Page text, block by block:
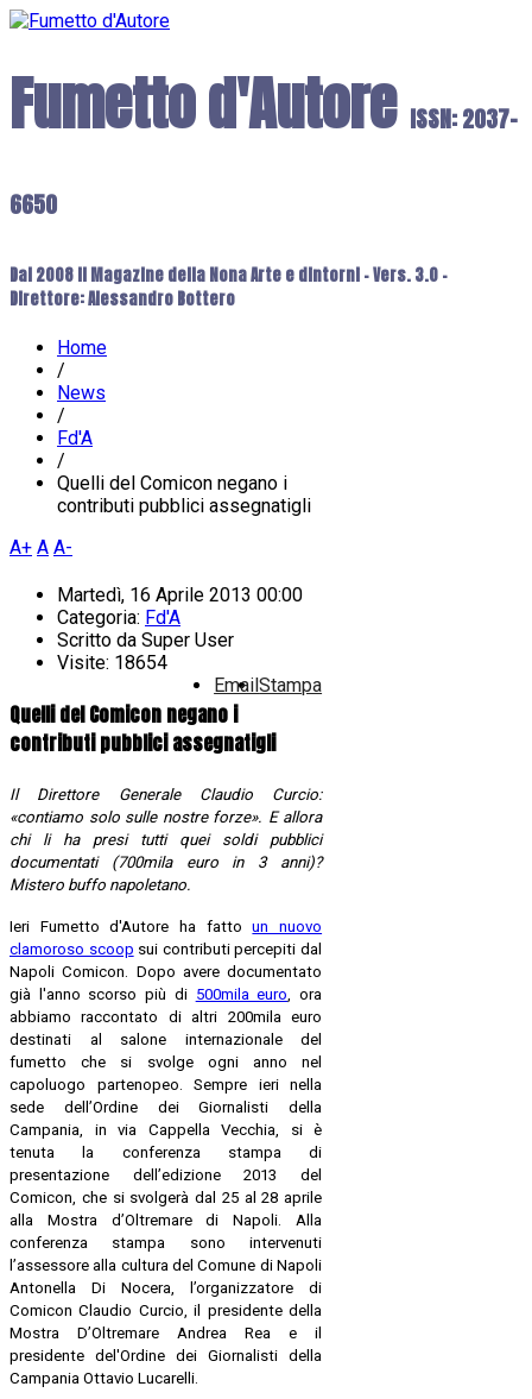
Fumetto d'Autore ISSN: 2037-
6650
Dal 2008 il Magazine della Nona Arte e dintorni - Vers. 3.0 -
Direttore: Alessandro Bottero
Home
/
News
/
Fd'A
/
Quelli del Comicon negano i
contributi pubblici assegnatigli
A+ A A-
Martedì, 16 Aprile 2013 00:00
Categoria: Fd'A
Scritto da Super User
Visite: 18654
Stampa
Email
Quelli del Comicon negano i
contributi pubblici assegnatigli
Il Direttore Generale Claudio Curcio:
«contiamo solo sulle nostre forze». E allora
chi li ha presi tutti quei soldi pubblici
documentati (700mila euro in 3 anni)?
Mistero buffo napoletano.
Ieri Fumetto d'Autore ha fattoun nuovo
clamoroso scoop sui contributi percepiti dal
Napoli Comicon. Dopo avere documentato
già l'anno scorso più di 500mila euro , ora
abbiamo raccontato di altri 200mila euro
destinati al salone internazionale del
fumetto che si svolge ogni anno nel
capoluogo partenopeo. Sempre ieri nella
sede dell’Ordine dei Giornalisti della
Campania, in via Cappella Vecchia, si è
tenuta la conferenza stampa di
presentazione dell’edizione 2013 del
Comicon, che si svolgerà dal 25 al 28 aprile
alla Mostra d’Oltremare di Napoli. Alla
conferenza stampa sono intervenuti
l’assessore alla cultura del Comune di Napoli
Antonella Di Nocera, l’organizzatore di
Comicon Claudio Curcio, il presidente della
Mostra D’Oltremare Andrea Rea e il
presidente del'Ordine dei Giornalisti della
Campania Ottavio Lucarelli.